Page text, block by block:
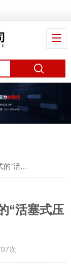
压力计”
“活塞式压
次